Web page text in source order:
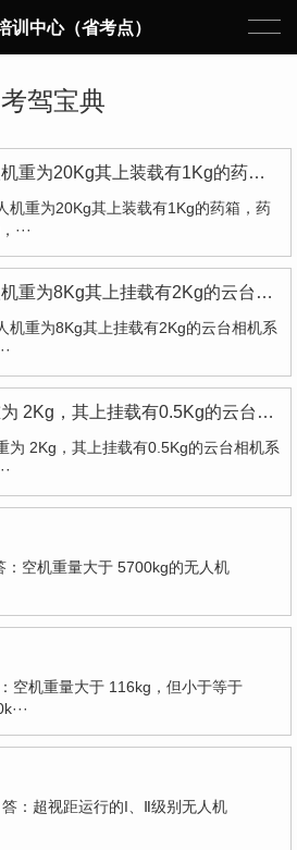
训中心（省考点）
考驾宝典
某准备起飞多施翼无人机重为20Kg其上装载有1Kg的药箱，药箱里有10Kg的带喷洒药物，该多旋翼无人机属于下列哪一类?
机重为20Kg其上装载有1Kg的药箱，药
···
某准备起飞多施翼无人机重为8Kg其上挂载有2Kg的云台相机系统，该多旋翼无人机属于下列哪一类?
机重为8Kg其上挂载有2Kg的云台相机系
某航拍多旋翼无人机重为 2Kg，其上挂载有0.5Kg的云台相机系统，飞行时该无人机距离起飞点约为 600m，该多旋翼无人机属于下列哪一类?
为 2Kg，其上挂载有0.5Kg的云台相机系
：空机重量大于 5700kg的无人机
空机重量大于 116kg，但小于等于
：超视距运行的I、Ⅱ级别无人机